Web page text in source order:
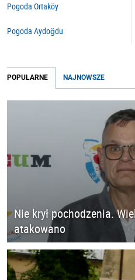
Pogoda Ortaköy
Pogoda Aydoğdu
POPULARNE NAJNOWSZE
Nie krył pochodzenia.
atakowano